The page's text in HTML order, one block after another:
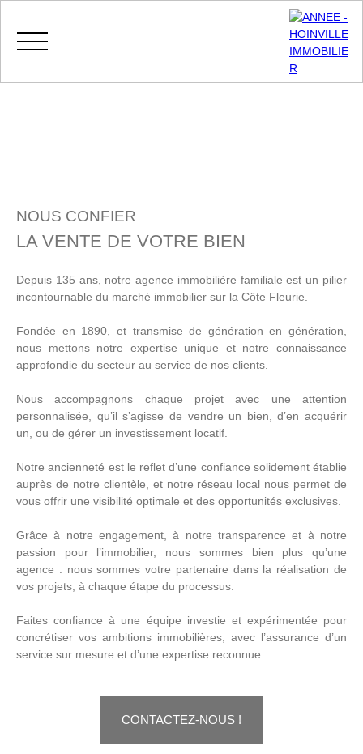
FAVORIS
VENDEUR
NOUS CONFIER
LA VENTE DE VOTRE BIEN
Depuis 135 ans, notre agence immobilière familiale est un pilier
incontournable du marché immobilier sur la Côte Fleurie.
Fondée en 1890, et transmise de génération en génération,
nous mettons notre expertise unique et notre connaissance
approfondie du secteur au service de nos clients.
Nous accompagnons chaque projet avec une attention
personnalisée, qu’il s’agisse de vendre un bien, d’en acquérir
un, ou de gérer un investissement locatif.
Notre ancienneté est le reflet d’une confiance solidement établie
auprès de notre clientèle, et notre réseau local nous permet de
vous offrir une visibilité optimale et des opportunités exclusives.
Grâce à notre engagement, à notre transparence et à notre
passion pour l’immobilier, nous sommes bien plus qu’une
agence : nous sommes votre partenaire dans la réalisation de
vos projets, à chaque étape du processus.
Faites confiance à une équipe investie et expérimentée pour
concrétiser vos ambitions immobilières, avec l’assurance d’un
service sur mesure et d’une expertise reconnue.
CONTACTEZ-NOUS !